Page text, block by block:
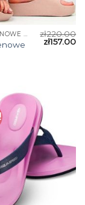
KLAPKI BASENOWE DAMSKIE zł220.00
zł157.00